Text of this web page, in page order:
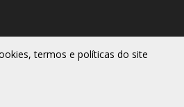
termos e políticas do site